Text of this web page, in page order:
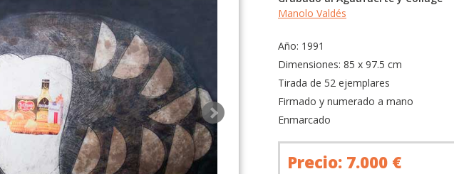
Manolo Valdés
Año: 1991
Dimensiones: 85 x 97.5 cm
Tirada de 52 ejemplares
Firmado y numerado a mano
Enmarcado
Precio: 7.000 €